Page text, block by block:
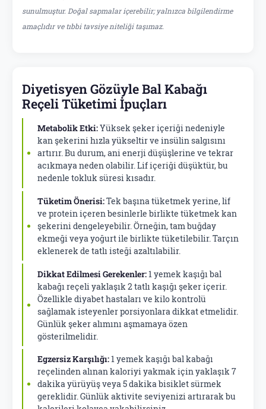
sunulmuştur. Doğal sapmalar içerebilir; yalnızca bilgilendirme
amaçlıdır ve tıbbi tavsiye niteliği taşımaz.
Diyetisyen Gözüyle Bal Kabağı
Reçeli Tüketimi İpuçları
Metabolik Etki:Yüksek şeker içeriği nedeniyle
kan şekerini hızla yükseltir ve insülin salgısını
artırır. Bu durum, ani enerji düşüşlerine ve tekrar
acıkmaya neden olabilir. Lif içeriği düşüktür, bu
nedenle tokluk süresi kısadır.
Tüketim Önerisi:Tek başına tüketmek yerine, lif
ve protein içeren besinlerle birlikte tüketmek kan
şekerini dengeleyebilir. Örneğin, tam buğday
ekmeği veya yoğurt ile birlikte tüketilebilir. Tarçın
eklenerek de tatlı isteği azaltılabilir.
Dikkat Edilmesi Gerekenler:1 yemek kaşığı bal
kabağı reçeli yaklaşık 2 tatlı kaşığı şeker içerir.
Özellikle diyabet hastaları ve kilo kontrolü
sağlamak isteyenler porsiyonlara dikkat etmelidir.
Günlük şeker alımını aşmamaya özen
gösterilmelidir.
Egzersiz Karşılığı:1 yemek kaşığı bal kabağı
reçelinden alınan kaloriyi yakmak için yaklaşık 7
dakika yürüyüş veya 5 dakika bisiklet sürmek
gereklidir. Günlük aktivite seviyenizi artırarak bu